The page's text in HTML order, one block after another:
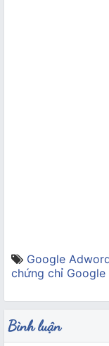
Google
chứng chỉ
Bình luận